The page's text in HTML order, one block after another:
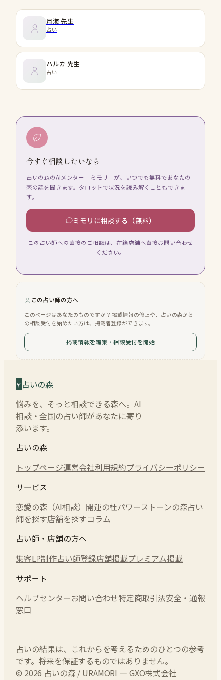
月海 先生
占い
ハルカ 先生
占い
今すぐ相談したいなら
占いの森のAIメンター「ミモリ」が、いつでも無料であなたの
恋の話を聞きます。タロットで状況を読み解くこともできま
す。
ミモリに相談する（無料）
この占い師への直接のご相談は、在籍店舗へ直接お問い合わせ
ください。
この占い師の方へ
このページはあなたのものですか？ 掲載情報の修正や、占いの森から
の相談受付を始めたい方は、掲載者登録ができます。
掲載情報を編集・相談受付を開始
占いの森
悩みを、そっと相談できる森へ。AI
相談・全国の占い師があなたに寄り
添います。
占いの森
トップページ運営会社利用規約プライバシーポリシー
サービス
恋愛の森（AI相談） 開運の杜パワーストーンの森占い
師を探す店舗を探すコラム
占い師・店舗の方へ
集客LP制作占い師登録店舗掲載プレミアム掲載
サポート
ヘルプセンターお問い合わせ特定商取引法安全・通報
窓口
占いの結果は、これからを考えるためのひとつの参考
です。将来を保証するものではありません。
© 2026 占いの森 / URAMORI — GXO株式会社